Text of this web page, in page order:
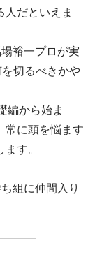
人だといえま
裕一プロが実
切るべきかや
編から始ま
常に頭を悩ます
す。
組に仲間入り